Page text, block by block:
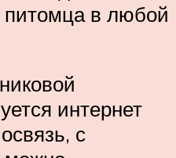
в любой
интернет
с